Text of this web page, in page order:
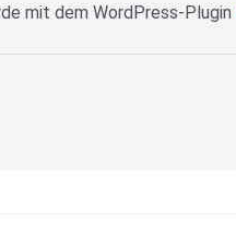
mit dem WordPress-Plugin